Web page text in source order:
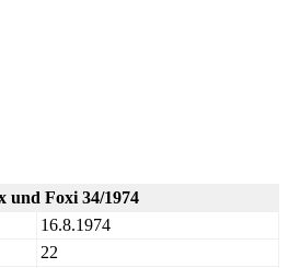
und Foxi 34/1974
16.8.1974
22